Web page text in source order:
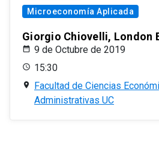
Microeconomía Aplicada
Giorgio Chiovelli, London
9 de Octubre de 2019
15:30
Facultad de Ciencias
Administrativas UC